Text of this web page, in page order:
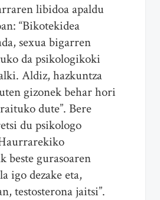
libidoa apaldu
“Bikotekidea
sexua bigarren
da psikologikoki
Aldiz, hazkuntza
gizonek behar hori
dute”. Bere
du psikologo
beste gurasoaren
igo dezake eta,
testosterona jaitsi”.